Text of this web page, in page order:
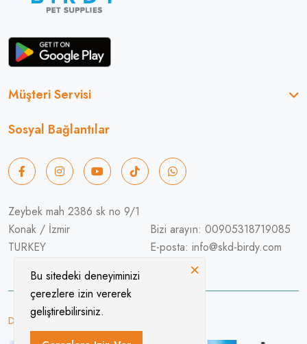
Müşteri Servisi
Sosyal Bağlantılar
Zeybek mah 2386 sk no 9/1
Konak / İzmir
TURKEY
Bizi arayın: 00905318719085
E-posta: info@skd-birdy.com
Designed & Developed By Do4you.co
Bu sitedeki deneyiminizi
çerezlere izin vererek
geliştirebilirsiniz.
×